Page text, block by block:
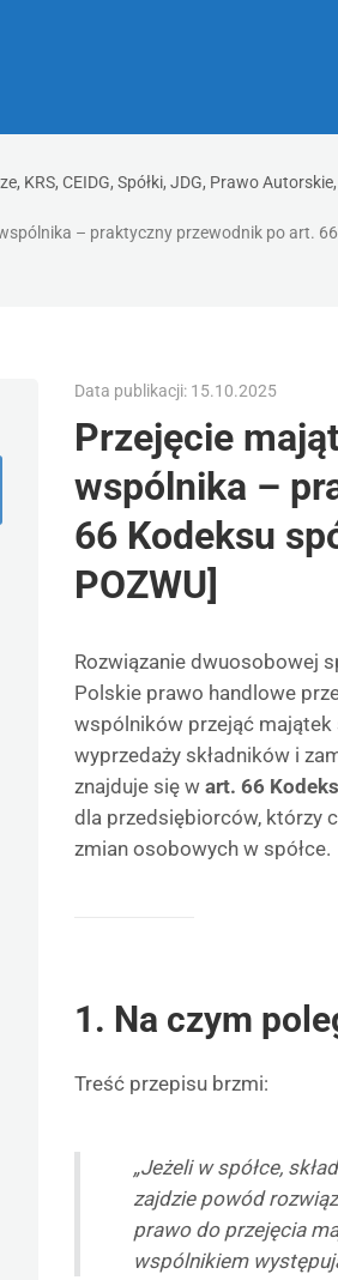
KRS, CEIDG, Spółki, JDG, Prawo
– praktyczny przewodnik po art.
Data publikacji: 15.10.2025
Przejęcie
wspólnika –
66 Kodeksu
POZWU]
Rozwiązanie dwuosobowej
Polskie prawo handlowe
wspólników przejąć majątek
wyprzedaży składników i
znajduje się w art. 66
dla przedsiębiorców, którzy
zmian osobowych w spółce.
1. Na czym
Treść przepisu brzmi:
„Jeżeli w spółce,
zajdzie powód
prawo do przejęcia
wspólnikiem